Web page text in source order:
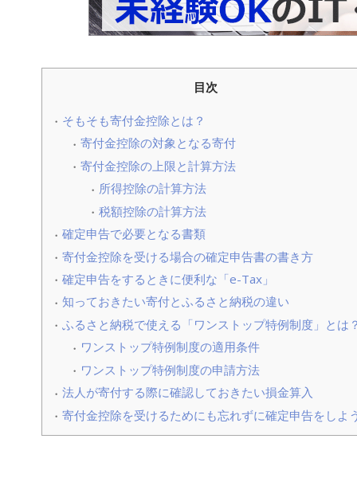
目次
そもそも寄付金控除とは？
寄付金控除の対象となる寄付
寄付金控除の上限と計算方法
所得控除の計算方法
税額控除の計算方法
確定申告で必要となる書類
寄付金控除を受ける場合の確定申告書の書き方
確定申告をするときに便利な「e-Tax」
知っておきたい寄付とふるさと納税の違い
ふるさと納税で使える「ワンストップ特例制度」とは
ワンストップ特例制度の適用条件
ワンストップ特例制度の申請方法
法人が寄付する際に確認しておきたい損金算入
寄付金控除を受けるためにも忘れずに確定申告をしよ